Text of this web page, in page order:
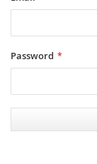
Password